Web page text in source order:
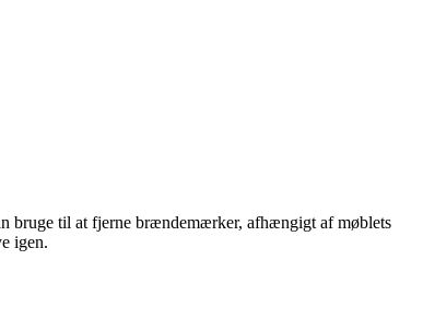
bruge til at fjerne brændemærker, afhængigt af møblets
igen.